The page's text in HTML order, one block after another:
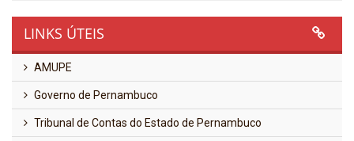
LINKS ÚTEIS
AMUPE
Governo de Pernambuco
Tribunal de Contas do Estado de Pernambuco